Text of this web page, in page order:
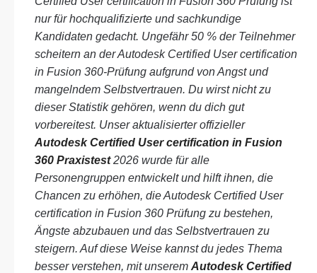
nur für hochqualifizierte und sachkundige
Kandidaten gedacht. Ungefähr 50 % der Teilnehmer
scheitern an der Autodesk Certified User certification
in Fusion 360-Prüfung aufgrund von Angst und
mangelndem Selbstvertrauen. Du wirst nicht zu
dieser Statistik gehören, wenn du dich gut
vorbereitest. Unser aktualisierter offizieller
Autodesk Certified User certification in Fusion
360 Praxistest2026 wurde für alle
Personengruppen entwickelt und hilft ihnen, die
Chancen zu erhöhen, die Autodesk Certified User
certification in Fusion 360 Prüfung zu bestehen,
Ängste abzubauen und das Selbstvertrauen zu
steigern. Auf diese Weise kannst du jedes Thema
besser verstehen, mit unserem Autodesk Certified